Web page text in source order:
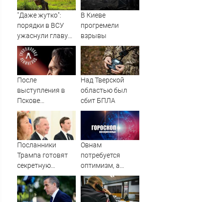
"Даже жутко":
порядки в ВСУ
ужаснули главу
британской
армии
В Киеве
прогремели
взрывы
После
выступления в
Пскове
группировка
«Ленинград»
отменила
концерты в
Якутске и
Над Тверской
областью был
сбит БПЛА
Посланники
Трампа готовят
секретную
миссию в Москву
и Киев
Овнам
потребуется
оптимизм, а
Водолеям –
настойчивость:
гороскоп на